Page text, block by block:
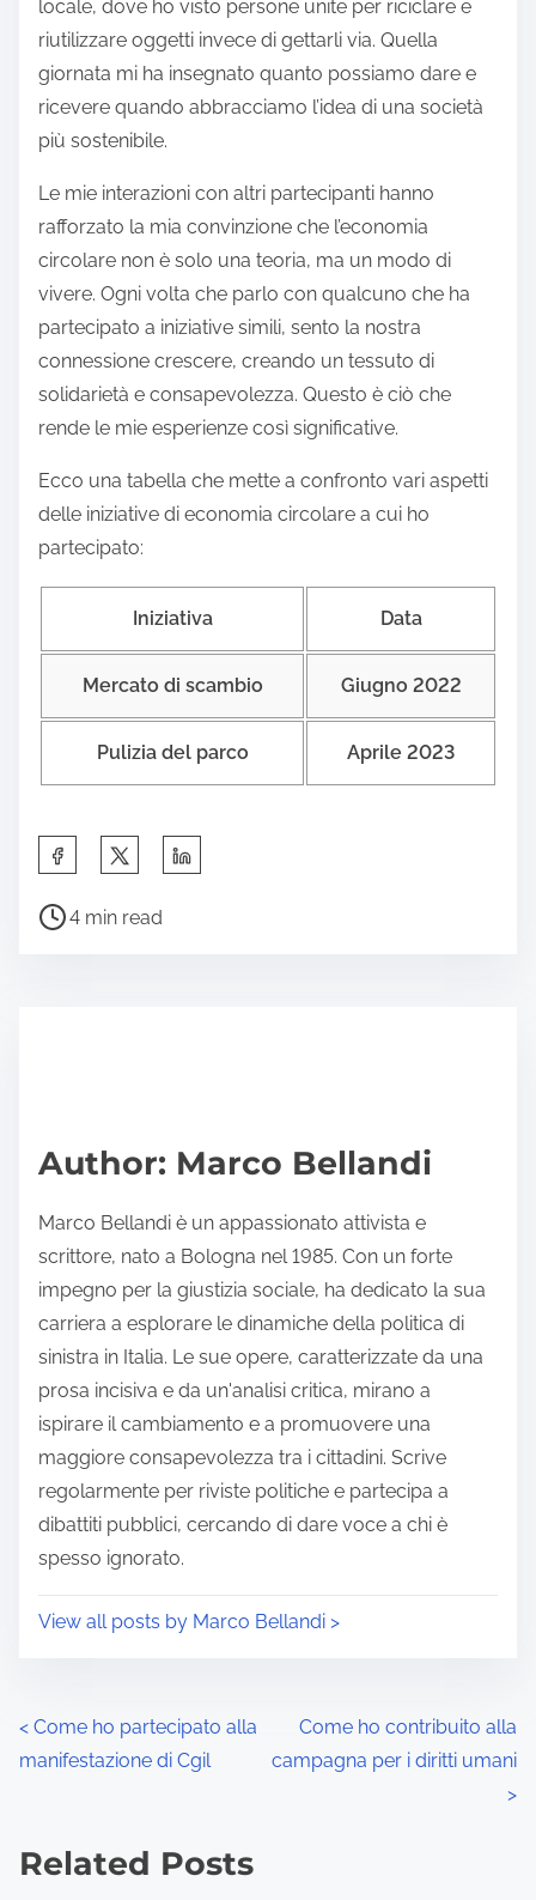
locale, dove ho visto persone unite per riciclare e
riutilizzare oggetti invece di gettarli via. Quella
giornata mi ha insegnato quanto possiamo dare e
ricevere quando abbracciamo l’idea di una società
più sostenibile.
Le mie interazioni con altri partecipanti hanno
rafforzato la mia convinzione che l’economia
circolare non è solo una teoria, ma un modo di
vivere. Ogni volta che parlo con qualcuno che ha
partecipato a iniziative simili, sento la nostra
connessione crescere, creando un tessuto di
solidarietà e consapevolezza. Questo è ciò che
rende le mie esperienze così significative.
Ecco una tabella che mette a confronto vari aspetti
delle iniziative di economia circolare a cui ho
partecipato:
Iniziativa Data
Mercato di scambio Giugno 2022
Pulizia del parco Aprile 2023
a
p
s
t
o
n
:
P
t
i
e
4 min read
Author: Marco Bellandi
Marco Bellandi è un appassionato attivista e
scrittore, nato a Bologna nel 1985. Con un forte
impegno per la giustizia sociale, ha dedicato la sua
carriera a esplorare le dinamiche della politica di
sinistra in Italia. Le sue opere, caratterizzate da una
prosa incisiva e da un'analisi critica, mirano a
ispirare il cambiamento e a promuovere una
maggiore consapevolezza tra i cittadini. Scrive
regolarmente per riviste politiche e partecipa a
dibattiti pubblici, cercando di dare voce a chi è
spesso ignorato.
View all posts by Marco Bellandi >
P
t
< Come ho partecipato alla
manifestazione di Cgil
Come ho contribuito alla
campagna per i diritti umani
>
Related Posts